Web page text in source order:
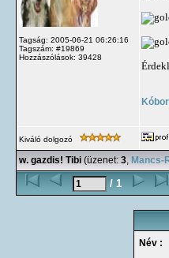
Tagság: 2005-06-21 06:26:16
Tagszám: #19869
Hozzászólások: 39428
Kiváló dolgozó
w. gazdis! Tibi (üzenet: 3, Mancs-
/ 1
Név :